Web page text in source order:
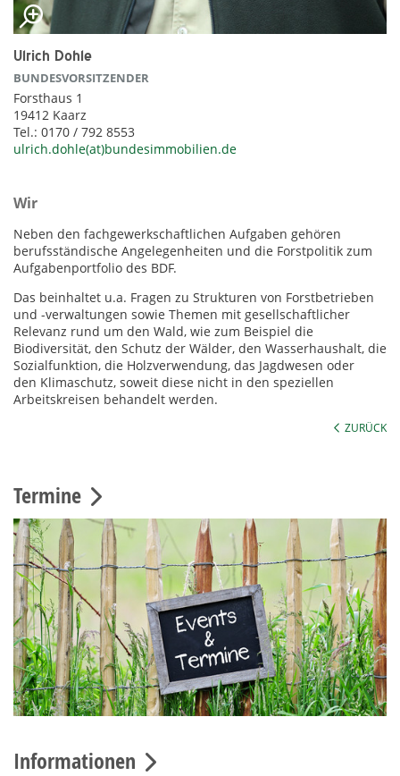
Ulrich Dohle
BUNDESVORSITZENDER
Forsthaus 1
19412 Kaarz
Tel.: 0170 / 792 8553
ulrich.dohle(at)bundesimmobilien.de
Wir
Neben den fachgewerkschaftlichen Aufgaben gehören
berufsständische Angelegenheiten und die Forstpolitik zum
Aufgabenportfolio des BDF.
Das beinhaltet u.a. Fragen zu Strukturen von Forstbetrieben
und -verwaltungen sowie Themen mit gesellschaftlicher
Relevanz rund um den Wald, wie zum Beispiel die
Biodiversität, den Schutz der Wälder, den Wasserhaushalt, die
Sozialfunktion, die Holzverwendung, das Jagdwesen oder
den Klimaschutz, soweit diese nicht in den speziellen
Arbeitskreisen behandelt werden.
ZURÜCK
Termine
Informationen